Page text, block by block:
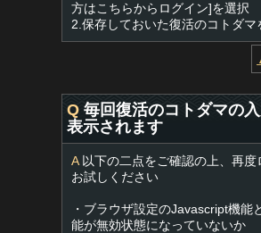
方はこちらからログイン]を選択
2.保存しておいた復活のコトダマ
Q 毎回復活のコトダマの
表示されます
A以下の二点をご確認の上、再度
お試しください
・ブラウザ設定のJavascript機能
能が無効状態になっていないか